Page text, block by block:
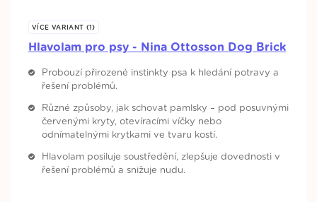
VÍCE VARIANT (1)
Hlavolam pro psy - Nina Ottosson Dog Brick
Probouzí přirozené instinkty psa k hledání potravy a
řešení problémů.
Různé způsoby, jak schovat pamlsky – pod posuvnými
červenými kryty, otevíracími víčky nebo
odnímatelnými krytkami ve tvaru kostí.
Hlavolam posiluje soustředění, zlepšuje dovednosti v
řešení problémů a snižuje nudu.